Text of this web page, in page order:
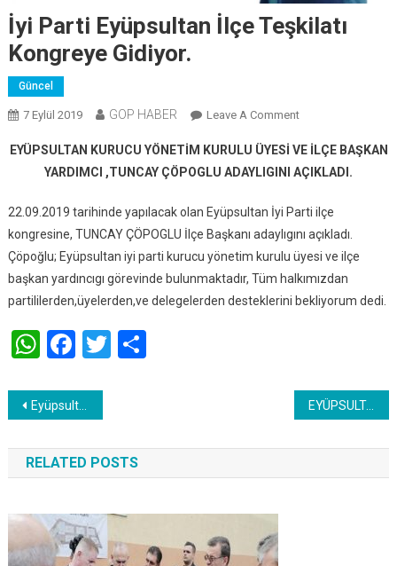
İyi Parti Eyüpsultan İlçe Teşkilatı
Kongreye Gidiyor.
Güncel
7 Eylül 2019 GOP HABER Leave A CommentOn
Parti
Eyüpsultan
Teşkilatı
Kongreye
Gidiyor.
EYÜPSULTAN KURUCU YÖNETİM KURULU ÜYESİ VE İLÇE BAŞKAN
YARDIMCI ,TUNCAY ÇÖPOGLU ADAYLIGINI AÇIKLADI.
22.09.2019 tarihinde yapılacak olan Eyüpsultan İyi Parti ilçe
kongresine, TUNCAY ÇÖPOGLU İlçe Başkanı adaylıgını açıkladı.
Çöpoğlu; Eyüpsultan iyi parti kurucu yönetim kurulu üyesi ve ilçe
başkan yardıncıgı görevinde bulunmaktadır, Tüm halkımızdan
partililerden,üyelerden,ve delegelerden desteklerini bekliyorum dedi.
WhatsApp
Facebook
Twitter
Share
Yazı
dolaşımı
Eyüpsultanlı Hanımlar Hem Boğaz Keyfi Yaptılar, Hemde Eglendiler. EYÜPSULTAN’DA “SANATTA HAYAT VAR
RELATED POSTS